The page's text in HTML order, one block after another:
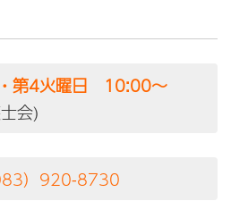
第4火曜日 10:00～
会)
）920-8730